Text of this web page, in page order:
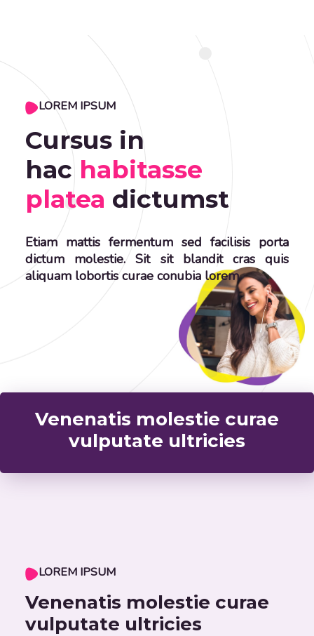
LOREM IPSUM
Cursus in
hac habitasse
platea dictumst
Etiam mattis fermentum sed facilisis porta
dictum molestie. Sit sit blandit cras quis
aliquam lobortis curae conubia lorem.
Venenatis molestie curae
vulputate ultricies
LOREM IPSUM
Venenatis molestie curae
vulputate ultricies